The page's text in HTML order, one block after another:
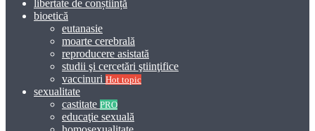
libertate de conștiință
bioetică
eutanasie
moarte cerebrală
reproducere asistată
studii şi cercetări ştiinţifice
vaccinuri Hot topic
sexualitate
castitate PRO
educaţie sexuală